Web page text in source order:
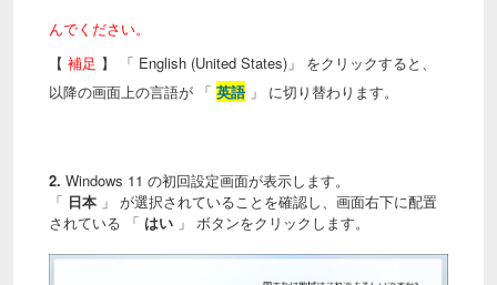
んでください。
【 補足 】 「 English (United States)」 をクリックすると、
以降の画面上の言語が 「 英語」 に切り替わります。
2. Windows 11 の初回設定画面が表示します。
「 日本 」 が選択されていることを確認し、画面右下に配置
されている 「 はい 」 ボタンをクリックします。